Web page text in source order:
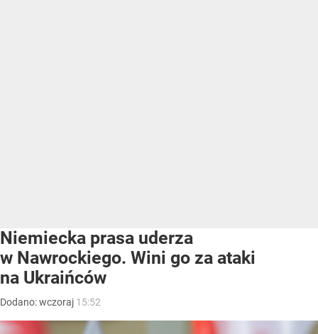
Niemiecka prasa uderza
w Nawrockiego. Wini go za ataki
na Ukraińców
Dodano:wczoraj 15:52